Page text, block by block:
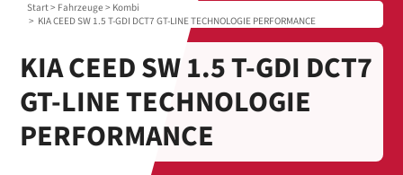
Start> Fahrzeuge > Kombi
> KIA CEED SW 1.5 T-GDI DCT7 GT-LINE TECHNOLOGIE PERFORMANCE
KIA CEED SW 1.5 T-GDI DCT7
GT-LINE TECHNOLOGIE
PERFORMANCE